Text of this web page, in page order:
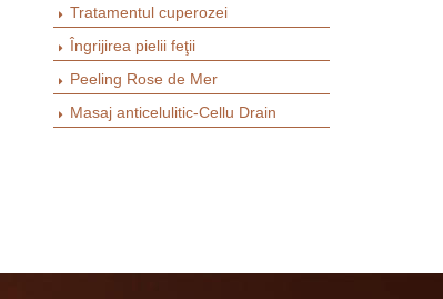
Tratamentul cuperozei
Îngrijirea pielii feţii
Peeling Rose de Mer
Masaj anticelulitic-Cellu Drain